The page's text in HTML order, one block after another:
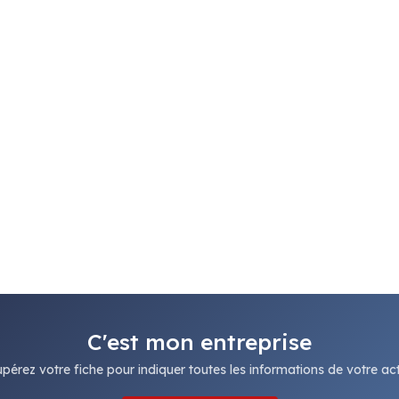
C'est mon entreprise
votre fiche pour indiquer toutes les informations de votre